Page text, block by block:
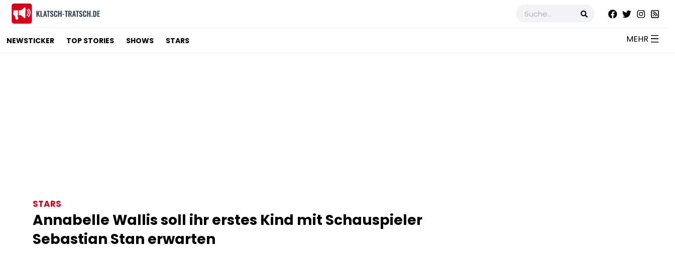
NEWSTICKER TOP STORIES SHOWS STARS
STARS
Annabelle Wallis soll ihr erstes Kind mit Schauspieler
Sebastian Stan erwarten